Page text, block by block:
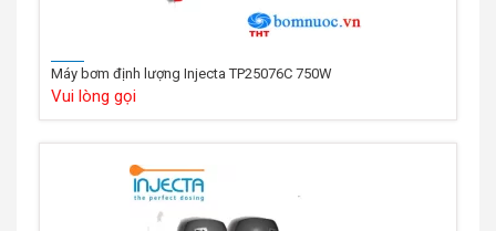
Máy bơm định lượng Injecta TP25076C 750W
Vui lòng gọi